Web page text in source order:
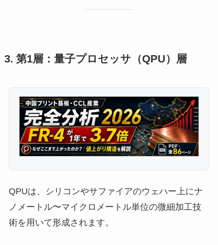
3. 第1層：量子プロセッサ（QPU）層
QPUは、シリコンやサファイアのウェハー上にナ
ノメートル〜マイクロメートル単位の微細加工技
術を用いて形成されます。